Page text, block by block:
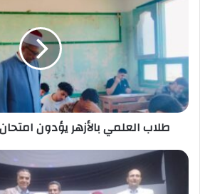
العلمي
الفقه
بكفر
الشيخ
طلاب العلمي بالأزهر يؤدون
وكيل
كفرالشيخ